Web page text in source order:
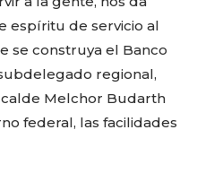
espíritu de servicio al
se construya el Banco
regional,
Melchor Budarth
federal, las facilidades